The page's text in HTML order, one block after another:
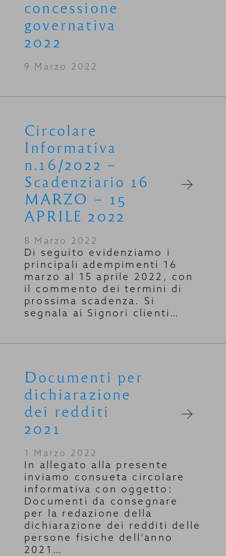
concessione
governativa
2022
9 Marzo 2022
Circolare
Informativa
n.16/2022 –
Scadenziario 16
MARZO – 15
APRILE 2022
8 Marzo 2022
Di seguito evidenziamo i
principali adempimenti 16
marzo al 15 aprile 2022, con
il commento dei termini di
prossima scadenza. Si
segnala ai Signori clienti…
Documenti per
dichiarazione
dei redditi
2021
1 Marzo 2022
In allegato alla presente
inviamo consueta circolare
informativa con oggetto:
Documenti da consegnare
per la redazione della
dichiarazione dei redditi delle
persone fisiche dell’anno
2021…